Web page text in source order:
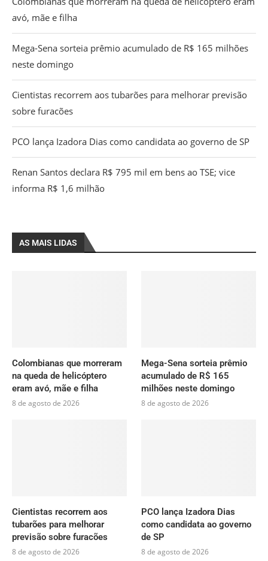
avó, mãe e filha
Mega-Sena sorteia prêmio acumulado de R$ 165 milhões
neste domingo
Cientistas recorrem aos tubarões para melhorar previsão
sobre furacões
PCO lança Izadora Dias como candidata ao governo de SP
Renan Santos declara R$ 795 mil em bens ao TSE; vice
informa R$ 1,6 milhão
AS MAIS LIDAS
Colombianas que morreram
na queda de helicóptero
eram avó, mãe e filha
8 de agosto de 2026
Mega-Sena sorteia prêmio
acumulado de R$ 165
milhões neste domingo
8 de agosto de 2026
Cientistas recorrem aos
tubarões para melhorar
previsão sobre furacões
8 de agosto de 2026
PCO lança Izadora Dias
como candidata ao governo
de SP
8 de agosto de 2026